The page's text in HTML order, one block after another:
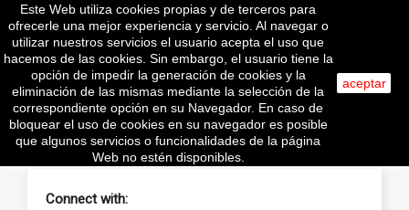

search
Connect with:
Este Web utiliza cookies propias y de terceros para
ofrecerle una mejor experiencia y servicio. Al navegar o
utilizar nuestros servicios el usuario acepta el uso que
hacemos de las cookies. Sin embargo, el usuario tiene la
opción de impedir la generación de cookies y la
eliminación de las mismas mediante la selección de la
correspondiente opción en su Navegador. En caso de
bloquear el uso de cookies en su navegador es posible
que algunos servicios o funcionalidades de la página
Web no estén disponibles.
aceptar